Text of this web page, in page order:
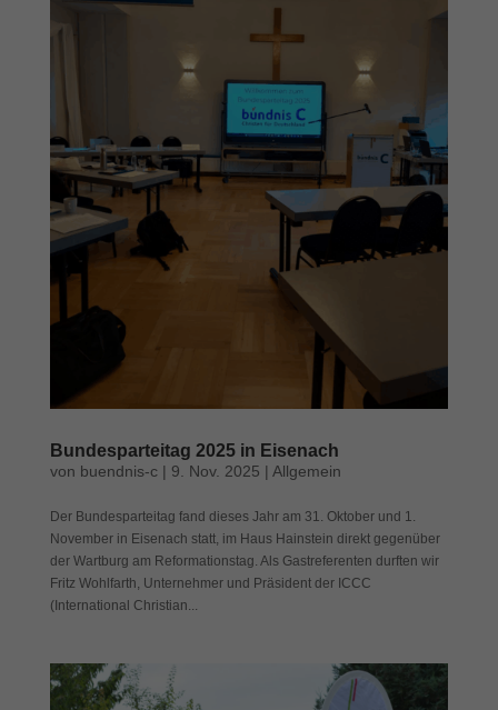
Bundesparteitag 2025 in Eisenach
von buendnis-c| 9. Nov. 2025 | Allgemein
Der Bundesparteitag fand dieses Jahr am 31. Oktober und 1.
November in Eisenach statt, im Haus Hainstein direkt gegenüber
der Wartburg am Reformationstag. Als Gastreferenten durften wir
Fritz Wohlfarth, Unternehmer und Präsident der ICCC
(International Christian...